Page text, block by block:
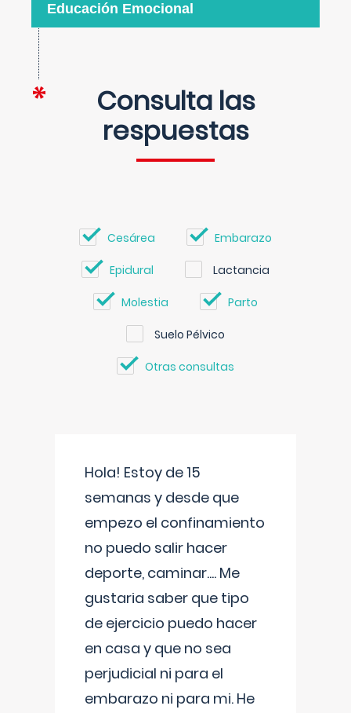
Educación Emocional
Consulta las
respuestas
Cesárea Embarazo
Epidural Lactancia
Molestia Parto
Suelo Pélvico
Otras consultas
Hola! Estoy de 15
semanas y desde que
empezo el confinamiento
no puedo salir hacer
deporte, caminar.... Me
gustaria saber que tipo
de ejercicio puedo hacer
en casa y que no sea
perjudicial ni para el
embarazo ni para mi. He